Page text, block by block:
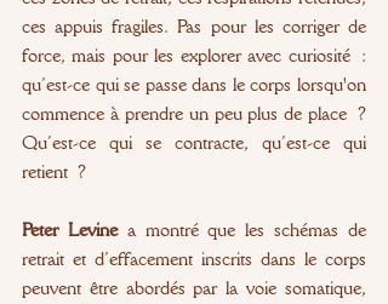
ces appuis fragiles. Pas pour les corriger de
force, mais pour les explorer avec curiosité :
qu’est-ce qui se passe dans le corps lorsqu'on
commence à prendre un peu plus de place ?
Qu’est-ce qui se contracte, qu’est-ce qui
retient ?
Peter Levine a montré que les schémas de
retrait et d’effacement inscrits dans le corps
peuvent être abordés par la voie somatique,